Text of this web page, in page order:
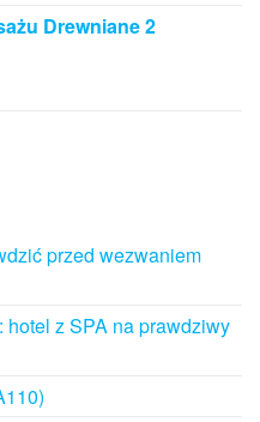
Drewniane 2
przed wezwaniem
z SPA na prawdziwy